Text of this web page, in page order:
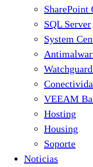
SharePoint
SQL Server
System
VEEAM
Hosting
Housing
Soporte
Noticias